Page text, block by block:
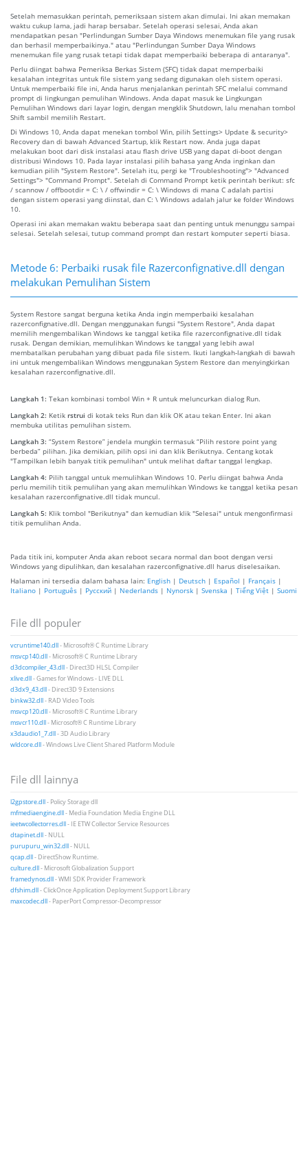
Setelah memasukkan perintah, pemeriksaan sistem akan dimulai. Ini akan memakan
waktu cukup lama, jadi harap bersabar. Setelah operasi selesai, Anda akan
mendapatkan pesan "Perlindungan Sumber Daya Windows menemukan file yang rusak
dan berhasil memperbaikinya." atau "Perlindungan Sumber Daya Windows
menemukan file yang rusak tetapi tidak dapat memperbaiki beberapa di antaranya".
Perlu diingat bahwa Pemeriksa Berkas Sistem (SFC) tidak dapat memperbaiki
kesalahan integritas untuk file sistem yang sedang digunakan oleh sistem operasi.
Untuk memperbaiki file ini, Anda harus menjalankan perintah SFC melalui command
prompt di lingkungan pemulihan Windows. Anda dapat masuk ke Lingkungan
Pemulihan Windows dari layar login, dengan mengklik Shutdown, lalu menahan tombol
Shift sambil memilih Restart.
Di Windows 10, Anda dapat menekan tombol Win, pilih Settings> Update & security>
Recovery dan di bawah Advanced Startup, klik Restart now. Anda juga dapat
melakukan boot dari disk instalasi atau flash drive USB yang dapat di-boot dengan
distribusi Windows 10. Pada layar instalasi pilih bahasa yang Anda inginkan dan
kemudian pilih "System Restore". Setelah itu, pergi ke "Troubleshooting"> "Advanced
Settings"> "Command Prompt". Setelah di Command Prompt ketik perintah berikut: sfc
/ scannow / offbootdir = C: \ / offwindir = C: \ Windows di mana C adalah partisi
dengan sistem operasi yang diinstal, dan C: \ Windows adalah jalur ke folder Windows
10.
Operasi ini akan memakan waktu beberapa saat dan penting untuk menunggu sampai
selesai. Setelah selesai, tutup command prompt dan restart komputer seperti biasa.
Metode 6: Perbaiki rusak file Razerconfignative.dll dengan
melakukan Pemulihan Sistem
System Restore sangat berguna ketika Anda ingin memperbaiki kesalahan
razerconfignative.dll. Dengan menggunakan fungsi "System Restore", Anda dapat
memilih mengembalikan Windows ke tanggal ketika file razerconfignative.dll tidak
rusak. Dengan demikian, memulihkan Windows ke tanggal yang lebih awal
membatalkan perubahan yang dibuat pada file sistem. Ikuti langkah-langkah di bawah
ini untuk mengembalikan Windows menggunakan System Restore dan menyingkirkan
kesalahan razerconfignative.dll.
Langkah 1: Tekan kombinasi tombol Win + R untuk meluncurkan dialog Run.
Langkah 2: Ketik rstrui di kotak teks Run dan klik OK atau tekan Enter. Ini akan
membuka utilitas pemulihan sistem.
Langkah 3: “System Restore” jendela mungkin termasuk “Pilih restore point yang
berbeda” pilihan. Jika demikian, pilih opsi ini dan klik Berikutnya. Centang kotak
"Tampilkan lebih banyak titik pemulihan" untuk melihat daftar tanggal lengkap.
Langkah 4: Pilih tanggal untuk memulihkan Windows 10. Perlu diingat bahwa Anda
perlu memilih titik pemulihan yang akan memulihkan Windows ke tanggal ketika pesan
kesalahan razerconfignative.dll tidak muncul.
Langkah 5: Klik tombol "Berikutnya" dan kemudian klik "Selesai" untuk mengonfirmasi
titik pemulihan Anda.
Pada titik ini, komputer Anda akan reboot secara normal dan boot dengan versi
Windows yang dipulihkan, dan kesalahan razerconfignative.dll harus diselesaikan.
Halaman ini tersedia dalam bahasa lain: English | Deutsch | Español | Français |
Italiano | Português | Русский | Nederlands | Nynorsk | Svenska | Tiếng Việt | Suomi
File dll populer
vcruntime140.dll- Microsoft® C Runtime Library
msvcp140.dll- Microsoft® C Runtime Library
d3dcompiler_43.dll- Direct3D HLSL Compiler
xlive.dll- Games for Windows - LIVE DLL
d3dx9_43.dll- Direct3D 9 Extensions
binkw32.dll- RAD Video Tools
msvcp120.dll- Microsoft® C Runtime Library
msvcr110.dll- Microsoft® C Runtime Library
x3daudio1_7.dll- 3D Audio Library
wldcore.dll- Windows Live Client Shared Platform Module
File dll lainnya
l2gpstore.dll- Policy Storage dll
mfmediaengine.dll- Media Foundation Media Engine DLL
ieetwcollectorres.dll- IE ETW Collector Service Resources
dtapinet.dll- NULL
purupuru_win32.dll- NULL
qcap.dll- DirectShow Runtime.
culture.dll- Microsoft Globalization Support
framedynos.dll- WMI SDK Provider Framework
dfshim.dll- ClickOnce Application Deployment Support Library
maxcodec.dll- PaperPort Compressor-Decompressor